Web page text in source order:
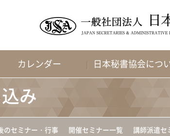
カレンダー 日本秘書協会につ
み
のセミナー・行事 開催セミナー一覧 講師派遣セ